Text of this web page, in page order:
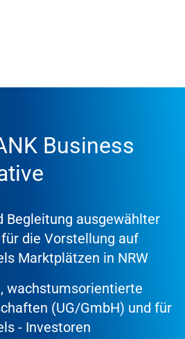
Business
Begleitung ausgewählter
die Vorstellung auf
Marktplätzen in NRW
wachstumsorientierte
(UG/GmbH) und für
- Investoren